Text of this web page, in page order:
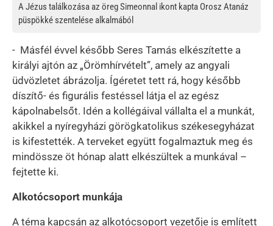
A Jézus találkozása az öreg Simeonnal ikont kapta Orosz Atanáz
püspökké szentelése alkalmából
- Másfél évvel később Seres Tamás elkészítette a
királyi ajtón az „Örömhírvételt”, amely az angyali
üdvözletet ábrázolja. Ígéretet tett rá, hogy később
díszítő- és figurális festéssel látja el az egész
kápolnabelsőt. Idén a kollégáival vállalta el a munkát,
akikkel a nyíregyházi görögkatolikus székesegyházat
is kifestették. A terveket együtt fogalmaztuk meg és
mindössze öt hónap alatt elkészültek a munkával –
fejtette ki.
Alkotócsoport munkája
A téma kapcsán az alkotócsoport vezetője is említett